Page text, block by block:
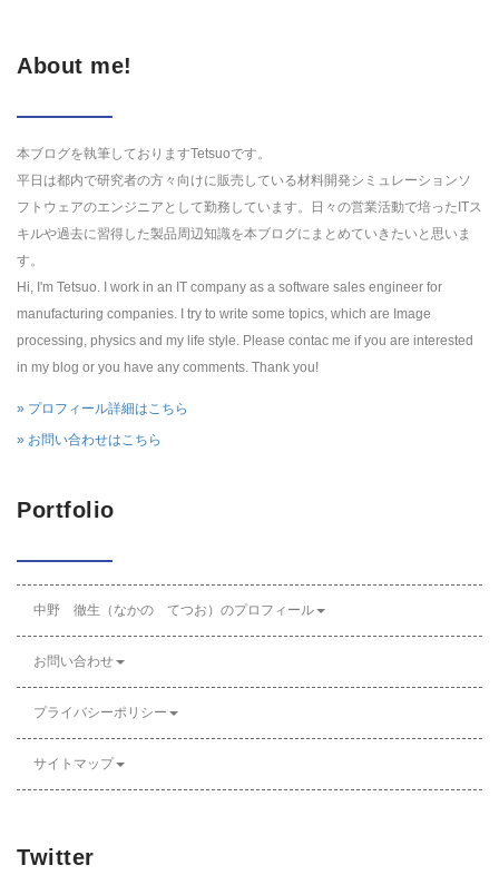
About me!
本ブログを執筆しておりますTetsuoです。
平日は都内で研究者の方々向けに販売している材料開発シミュレーションソ
フトウェアのエンジニアとして勤務しています。日々の営業活動で培ったITス
キルや過去に習得した製品周辺知識を本ブログにまとめていきたいと思いま
す。
Hi, I'm Tetsuo. I work in an IT company as a software sales engineer for
manufacturing companies. I try to write some topics, which are Image
processing, physics and my life style. Please contac me if you are interested
in my blog or you have any comments. Thank you!
» プロフィール詳細はこちら
» お問い合わせはこちら
Portfolio
中野 徹生（なかの てつお）のプロフィール
お問い合わせ
プライバシーポリシー
サイトマップ
Twitter